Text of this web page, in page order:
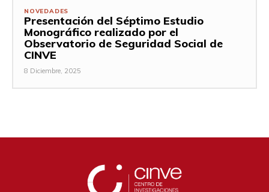
NOVEDADES
Presentación del Séptimo Estudio
Monográfico realizado por el
Observatorio de Seguridad Social de
CINVE
8 Diciembre, 2025